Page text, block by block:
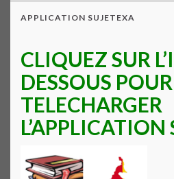
APPLICATION SUJETEXA
CLIQUEZ SUR
DESSOUS POUR
TELECHARGER
L’APPLICATION